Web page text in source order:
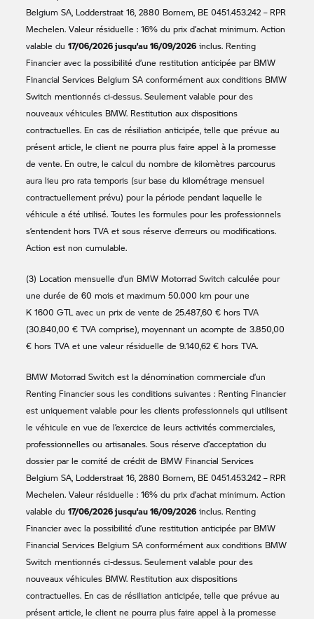
Belgium SA, Lodderstraat 16, 2880 Bornem, BE 0451.453.242 – RPR
Mechelen. Valeur résiduelle : 16% du prix d’achat minimum. Action
valable du17/06/2026 jusqu’au 16/09/2026 inclus. Renting
Financier avec la possibilité d’une restitution anticipée par BMW
Financial Services Belgium SA conformément aux conditions BMW
Switch mentionnés ci-dessus. Seulement valable pour des
nouveaux véhicules BMW. Restitution aux dispositions
contractuelles. En cas de résiliation anticipée, telle que prévue au
présent article, le client ne pourra plus faire appel à la promesse
de vente. En outre, le calcul du nombre de kilomètres parcourus
aura lieu pro rata temporis (sur base du kilométrage mensuel
contractuellement prévu) pour la période pendant laquelle le
véhicule a été utilisé. Toutes les formules pour les professionnels
s’entendent hors TVA et sous réserve d’erreurs ou modifications.
Action est non cumulable.
(3) Location mensuelle d’un BMW Motorrad Switch calculée pour
une durée de 60 mois et maximum 50.000 km pour une
K 1600 GTLavec un prix de vente de 25.487,60 € hors TVA
(30.840,00 € TVA comprise), moyennant un acompte de 3.850,00
€ hors TVA et une valeur résiduelle de 9.140,62 € hors TVA.
BMW Motorrad Switch est la dénomination commerciale d’un
Renting Financier sous les conditions suivantes : Renting Financier
est uniquement valable pour les clients professionnels qui utilisent
le véhicule en vue de l’exercice de leurs activités commerciales,
professionnelles ou artisanales. Sous réserve d’acceptation du
dossier par le comité de crédit de BMW Financial Services
Belgium SA, Lodderstraat 16, 2880 Bornem, BE 0451.453.242 – RPR
Mechelen. Valeur résiduelle : 16% du prix d’achat minimum. Action
valable du17/06/2026 jusqu’au 16/09/2026 inclus. Renting
Financier avec la possibilité d’une restitution anticipée par BMW
Financial Services Belgium SA conformément aux conditions BMW
Switch mentionnés ci-dessus. Seulement valable pour des
nouveaux véhicules BMW. Restitution aux dispositions
contractuelles. En cas de résiliation anticipée, telle que prévue au
présent article, le client ne pourra plus faire appel à la promesse